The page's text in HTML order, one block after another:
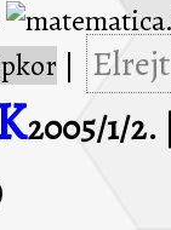
Elrejt
2005/1/2. |